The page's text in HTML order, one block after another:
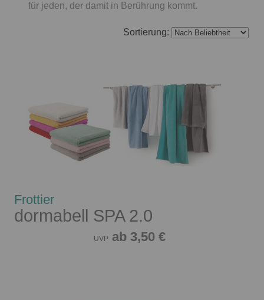
für jeden, der damit in Berührung kommt.
Sortierung:
Frottier
dormabell SPA 2.0
UVP ab 3,50 €